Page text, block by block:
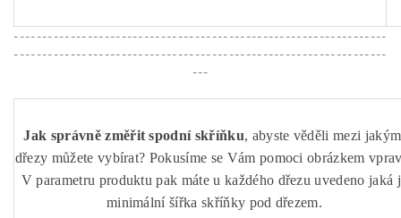
------------------------------------------------------------------
------------------------------------------------------------------
---
Jak správně změřit spodní skříňku, abyste věděli mezi
dřezy můžete vybírat? Pokusíme se Vám pomoci obrázkem
V parametru produktu pak máte u každého dřezu uvedeno jaká
minimální šířka skříňky pod dřezem.